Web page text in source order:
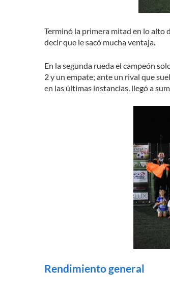
Terminó la primera mitad en lo alto
decir que le sacó mucha ventaja.
En la segunda rueda el campeón
2 y un empate; ante un rival que
en las últimas instancias, llegó a
Rendimiento general